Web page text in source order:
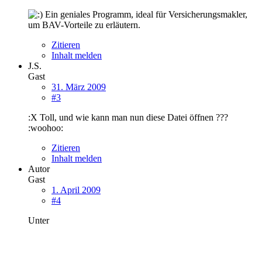
Ein geniales Programm, ideal für Versicherungsmakler,
um BAV-Vorteile zu erläutern.
Zitieren
Inhalt melden
J.S.
Gast
31. März 2009
#3
:X Toll, und wie kann man nun diese Datei öffnen ???
:woohoo:
Zitieren
Inhalt melden
Autor
Gast
1. April 2009
#4
Unter